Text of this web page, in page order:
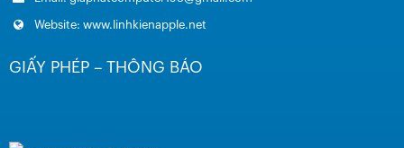
Website: www.linhkienapple.net
GIẤY PHÉP – THÔNG BÁO